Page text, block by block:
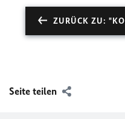
ZURÜCK ZU:
Seite teilen